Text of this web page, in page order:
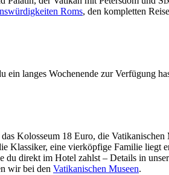
Roms, den kompletten
langes Wochenende zur Verfügung
Kolosseum 18 Euro, die
eine vierköpfige Familie liegt
du direkt im Hotel zahlst – Details in
wir bei den Vatikanischen Museen.